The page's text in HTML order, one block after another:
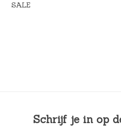
SALE
Schrijf je in op